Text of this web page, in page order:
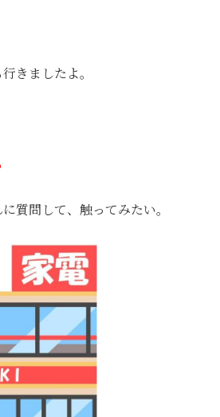
きましたよ。
質問して、触ってみたい。